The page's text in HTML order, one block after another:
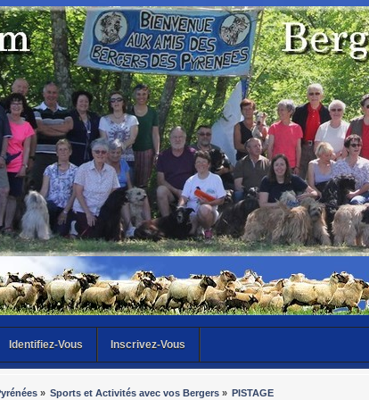
Identifiez-Vous Inscrivez-Vous
» Sports et Activités avec vos Bergers » PISTAGE